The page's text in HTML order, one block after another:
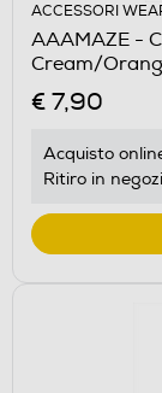
ACCESSORI
AAAMAZE -
Cream/
€ 7,90
Acquisto
Ritiro in